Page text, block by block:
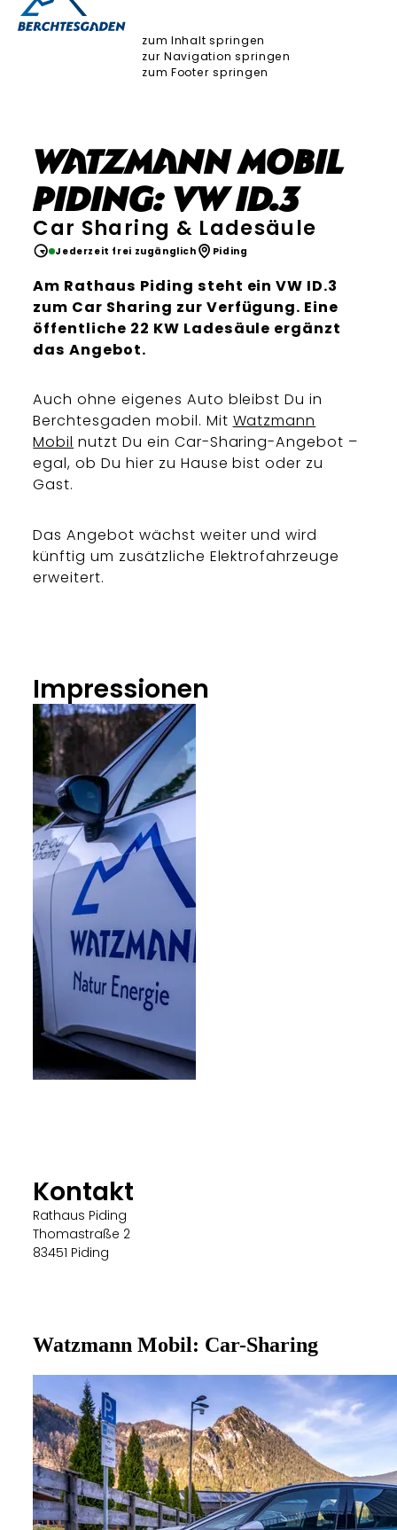
zum Inhalt springen
zur Navigation springen
zum Footer springen
Watzmann Mobil
Piding: VW ID.3
Car Sharing & Ladesäule
Jederzeit frei zugänglich Piding
Am Rathaus Piding steht ein VW ID.3
zum Car Sharing zur Verfügung. Eine
öffentliche 22 KW Ladesäule ergänzt
das Angebot.
Auch ohne eigenes Auto bleibst Du in
Berchtesgaden mobil. Mit Watzmann
Mobil nutzt Du ein Car-Sharing-Angebot –
egal, ob Du hier zu Hause bist oder zu
Gast.
Das Angebot wächst weiter und wird
künftig um zusätzliche Elektrofahrzeuge
erweitert.
Impressionen
Kontakt
Rathaus Piding
Thomastraße 2
83451 Piding
Watzmann Mobil: Car-Sharing